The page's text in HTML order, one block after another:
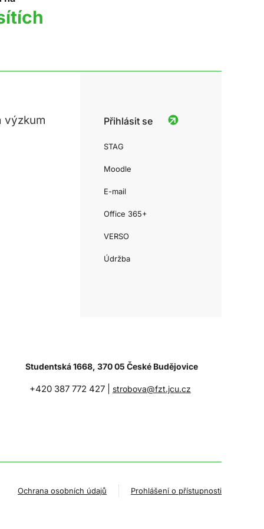
výzkum Přihlásit se
STAG
Moodle
E-mail
Office 365+
VERSO
Údržba
Studentská 1668, 370 05 České Budějovice
+420 387 772 427 | strobova@fzt.jcu.cz
Ochrana osobních údajů Prohlášení o přístupnosti